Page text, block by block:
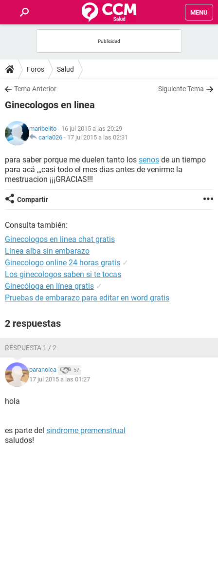
MENU
FOROS
SALUD
NUTRICIÓN
BIENESTAR
Foros Salud
Tema Anterior Siguiente Tema
Ginecologos en linea
maribelito - 16 jul 2015 a las 20:29
carla026 - 17 jul 2015 a las 02:31
para saber porque me duelen tanto los senos de un tiempo
para acá ,,,casi todo el mes dias antes de venirme la
mestruacion ¡¡¡GRACIAS!!!
Compartir
Consulta también:
Ginecologos en linea chat gratis
Línea alba sin embarazo
Ginecologo online 24 horas gratis ✓
Los ginecologos saben si te tocas
Ginecóloga en línea gratis ✓
Pruebas de embarazo para editar en word gratis
2 respuestas
RESPUESTA 1 / 2
paranoica 57
17 jul 2015 a las 01:27
hola
es parte del sindrome premenstrual
saludos!